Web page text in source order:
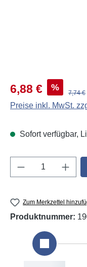
Verkaufspreis:
6,88 € %
7,74 €
Preise inkl. MwSt.
Sofort verfügbar,
Produkt
Zum Merkzettel
Produktnummer: